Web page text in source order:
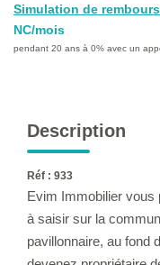
Simulation de
NC/mois
pendant 20 ans à 0% avec un
Description
Réf : 933
Evim Immobilier vous
à saisir sur la
pavillonnaire, au fond